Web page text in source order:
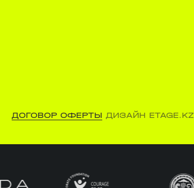
ДОГОВОР ОФЕРТЫ ДИЗАЙН ETAGE.KZ